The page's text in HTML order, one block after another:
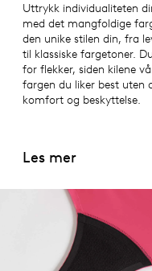
Uttrykk individualiteten
med det mangfoldige
den unike stilen din, fra
til klassiske fargetoner.
for flekker, siden kilene
fargen du liker best uten
komfort og beskyttelse.
Les mer